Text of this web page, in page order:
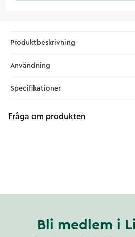
Produktbeskrivning
Användning
Specifikationer
Fråga om produkten
Bli medlem i